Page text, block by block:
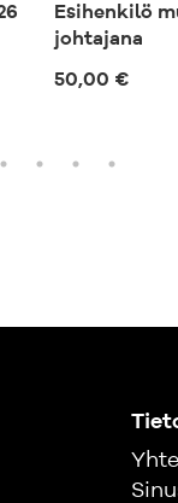
Esihenkilö
johtajana
50,00 €